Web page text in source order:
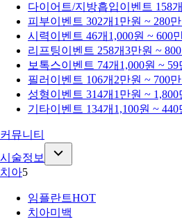
다이어트/지방흡입이벤트 158개
피부이벤트 302개 1만원 ~ 280만
시력이벤트 46개 1,000원 ~ 600
리프팅이벤트 258개3만원 ~
보톡스이벤트 74개 1,000원 ~ 59
필러 이벤트 106개 2만원 ~ 700만
성형이벤트 314개 1만원 ~ 1,800
기타이벤트 134개 1,100원 ~ 440
커뮤니티
시술정보
치아5
임플란트HOT
치아미백